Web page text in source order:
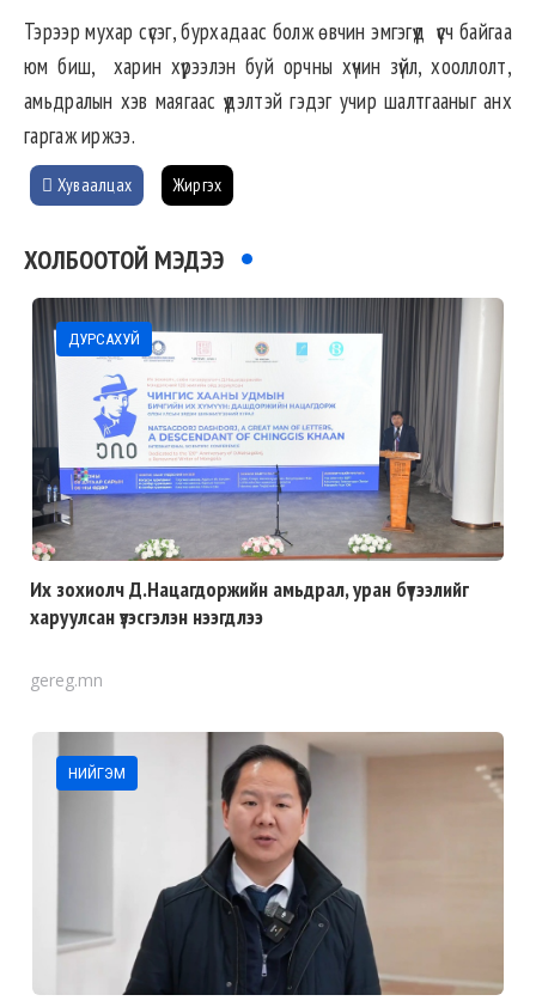
Тэрээр мухар сүсэг, бурхадаас болж өвчин эмгэгүүд үүсч байгаа
юм биш, харин хүрээлэн буй орчны хүчин зүйл, хооллолт,
амьдралын хэв маягаас үүдэлтэй гэдэг учир шалтгааныг анх
гаргаж иржээ.
Хуваалцах Жиргэх
ХОЛБООТОЙ МЭДЭЭ
ДУРСАХУЙ
Их зохиолч Д.Нацагдоржийн амьдрал, уран бүтээлийг
харуулсан үзэсгэлэн нээгдлээ
gereg.mn
НИЙГЭМ